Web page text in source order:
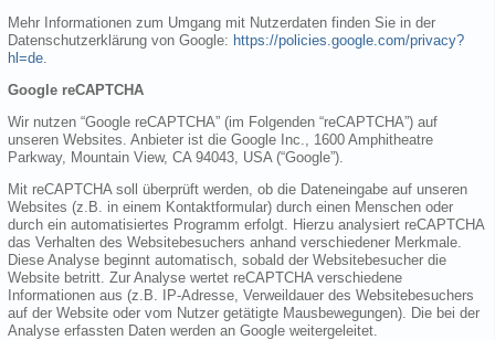
Mehr Informationen zum Umgang mit Nutzerdaten finden Sie in der
Datenschutzerklärung von Google: https://policies.google.com/privacy?
hl=de
Google reCAPTCHA
Wir nutzen “Google reCAPTCHA” (im Folgenden “reCAPTCHA”) auf
unseren Websites. Anbieter ist die Google Inc., 1600 Amphitheatre
Parkway, Mountain View, CA 94043, USA (“Google”).
Mit reCAPTCHA soll überprüft werden, ob die Dateneingabe auf unseren
Websites (z.B. in einem Kontaktformular) durch einen Menschen oder
durch ein automatisiertes Programm erfolgt. Hierzu analysiert reCAPTCHA
das Verhalten des Websitebesuchers anhand verschiedener Merkmale.
Diese Analyse beginnt automatisch, sobald der Websitebesucher die
Website betritt. Zur Analyse wertet reCAPTCHA verschiedene
Informationen aus (z.B. IP-Adresse, Verweildauer des Websitebesuchers
auf der Website oder vom Nutzer getätigte Mausbewegungen). Die bei der
Analyse erfassten Daten werden an Google weitergeleitet.